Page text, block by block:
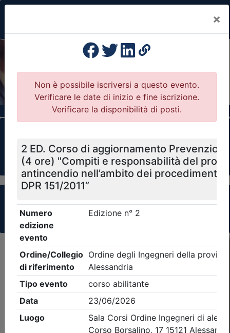
×
Previous
Il portale della formazione per Ordini e
Collegi Professionali
Clicca qui - espandi la sezione dei filtri ricerca
eventi
Criteri di ricerca applicati:
- Tipo Ordine/collegio:Ingegneri- Ordine:
Alessandria
- Eventi in programma dal